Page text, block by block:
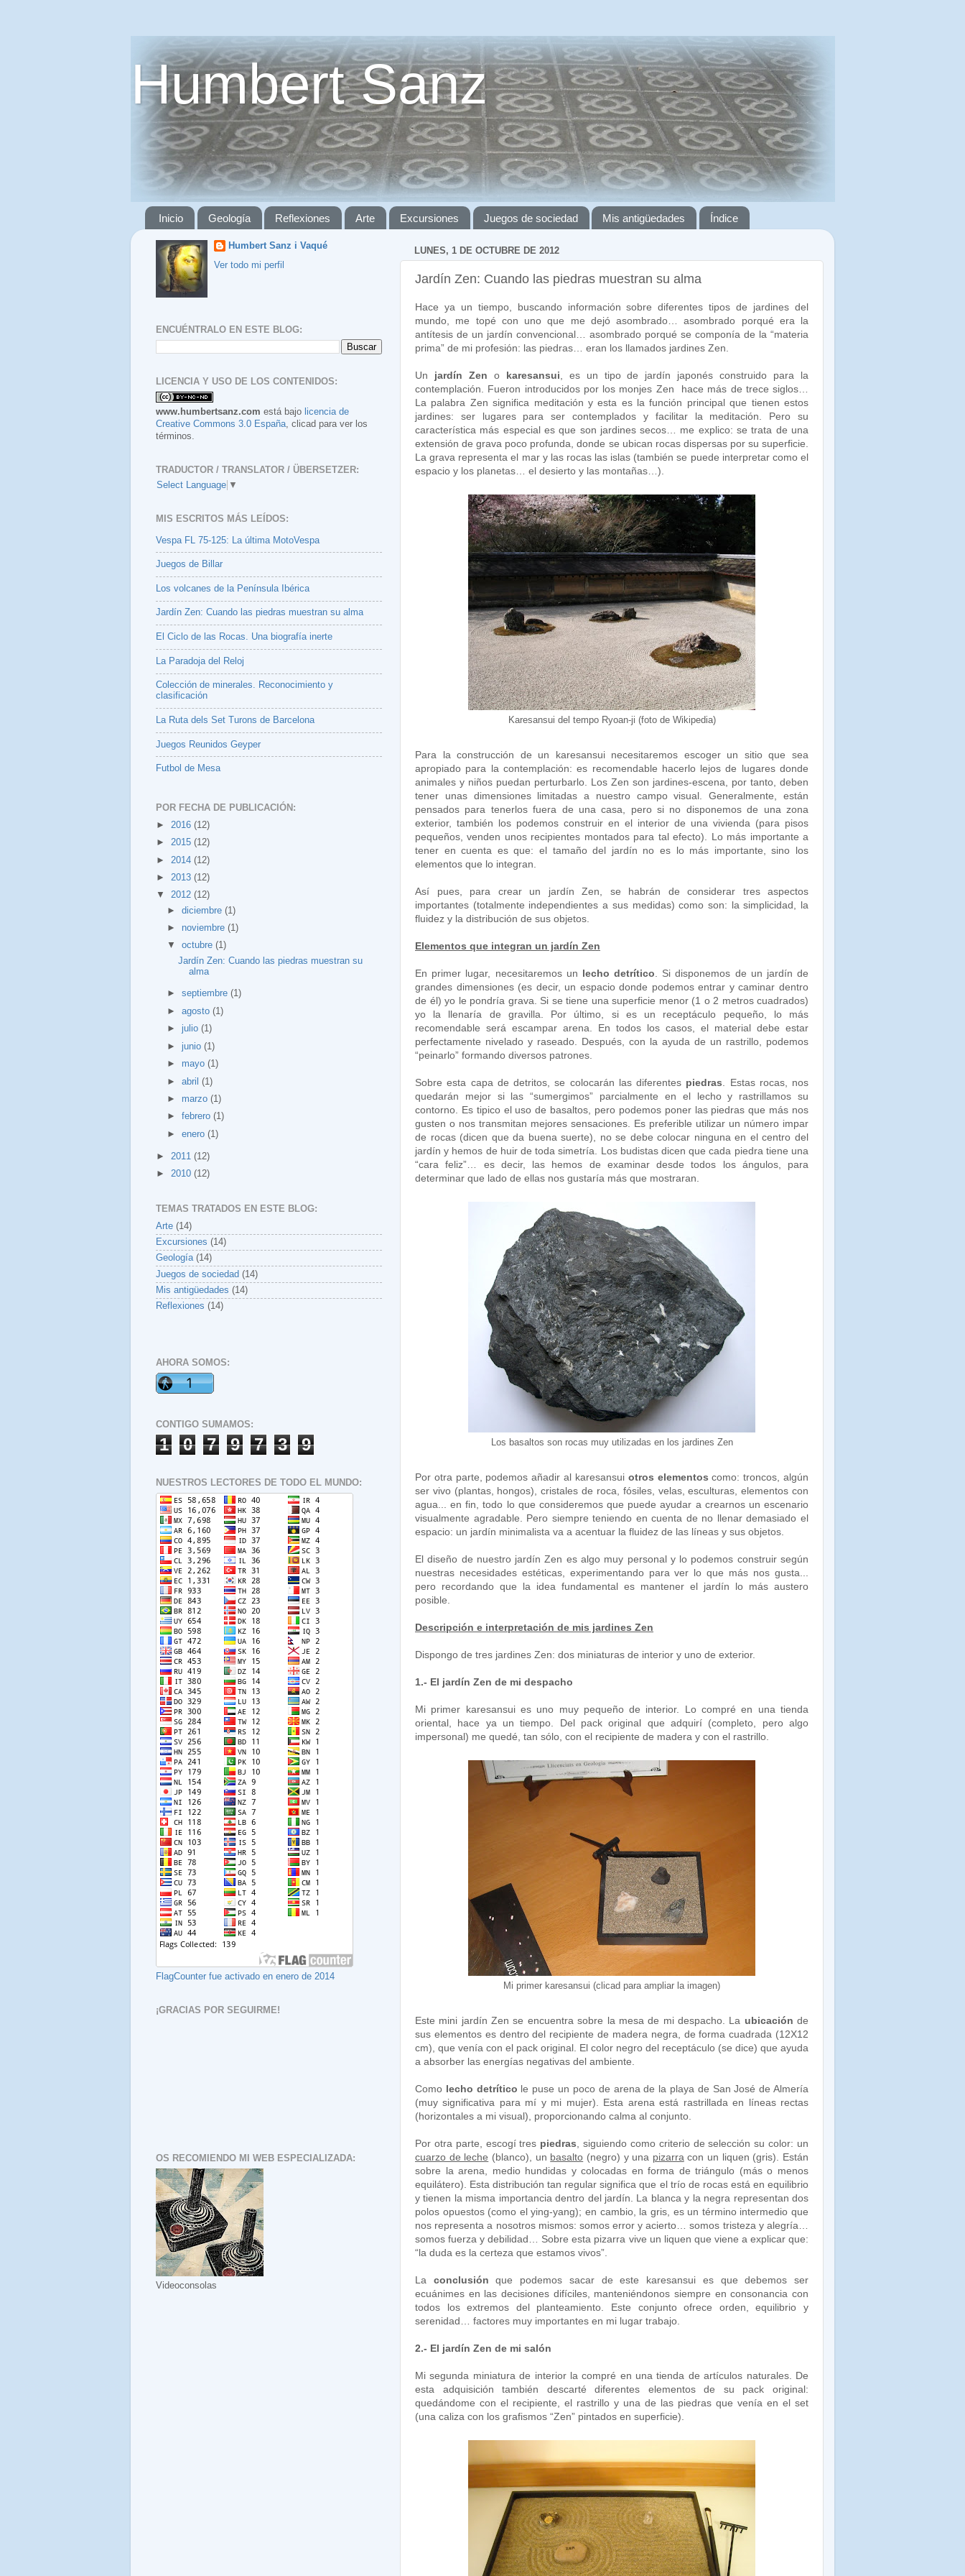
Humbert Sanz
Inicio Geología Reflexiones Arte Excursiones Juegos de sociedad Mis antigüedades Índice
LUNES, 1 DE OCTUBRE DE 2012
Jardín Zen: Cuando las piedras muestran su alma
Hace ya un tiempo, buscando información sobre diferentes tipos de jardines del
mundo, me topé con uno que me dejó asombrado… asombrado porqué era la
antítesis de un jardín convencional… asombrado porqué se componía de la “materia
prima” de mi profesión: las piedras… eran los llamados jardines Zen.
Un jardín Zen o karesansui , es un tipo de jardín japonés construido para la
contemplación. Fueron introducidos por los monjes Zen hace más de trece siglos…
La palabra Zen significa meditación y esta es la función principal que tienen estos
jardines: ser lugares para ser contemplados y facilitar la meditación. Pero su
característica más especial es que son jardines secos… me explico: se trata de una
extensión de grava poco profunda, donde se ubican rocas dispersas por su superficie.
La grava representa el mar y las rocas las islas (también se puede interpretar como el
espacio y los planetas… el desierto y las montañas…).
Karesansui del tempo Ryoan-ji (foto de Wikipedia)
Para la construcción de un karesansui necesitaremos escoger un sitio que sea
apropiado para la contemplación: es recomendable hacerlo lejos de lugares donde
animales y niños puedan perturbarlo. Los Zen son jardines-escena, por tanto, deben
tener unas dimensiones limitadas a nuestro campo visual. Generalmente, están
pensados para tenerlos fuera de una casa, pero si no disponemos de una zona
exterior, también los podemos construir en el interior de una vivienda (para pisos
pequeños, venden unos recipientes montados para tal efecto). Lo más importante a
tener en cuenta es que: el tamaño del jardín no es lo más importante, sino los
elementos que lo integran.
Así pues, para crear un jardín Zen, se habrán de considerar tres aspectos
importantes (totalmente independientes a sus medidas) como son: la simplicidad, la
fluidez y la distribución de sus objetos.
Elementos que integran un jardín Zen
En primer lugar, necesitaremos un lecho detrítico . Si disponemos de un jardín de
grandes dimensiones (es decir, un espacio donde podemos entrar y caminar dentro
de él) yo le pondría grava. Si se tiene una superficie menor (1 o 2 metros cuadrados)
yo la llenaría de gravilla. Por último, si es un receptáculo pequeño, lo más
recomendable será escampar arena. En todos los casos, el material debe estar
perfectamente nivelado y raseado. Después, con la ayuda de un rastrillo, podemos
“peinarlo” formando diversos patrones.
Sobre esta capa de detritos, se colocarán las diferentes piedras . Estas rocas, nos
quedarán mejor si las “sumergimos” parcialmente en el lecho y rastrillamos su
contorno. Es tipico el uso de basaltos, pero podemos poner las piedras que más nos
gusten o nos transmitan mejores sensaciones. Es preferible utilizar un número impar
de rocas (dicen que da buena suerte), no se debe colocar ninguna en el centro del
jardín y hemos de huir de toda simetría. Los budistas dicen que cada piedra tiene una
“cara feliz”… es decir, las hemos de examinar desde todos los ángulos, para
determinar que lado de ellas nos gustaría más que mostraran.
Los basaltos son rocas muy utilizadas en los jardines Zen
Por otra parte, podemos añadir al karesansui otros elementos como: troncos, algún
ser vivo (plantas, hongos), cristales de roca, fósiles, velas, esculturas, elementos con
agua... en fin, todo lo que consideremos que puede ayudar a crearnos un escenario
visualmente agradable. Pero siempre teniendo en cuenta de no llenar demasiado el
espacio: un jardín minimalista va a acentuar la fluidez de las líneas y sus objetos.
El diseño de nuestro jardín Zen es algo muy personal y lo podemos construir según
nuestras necesidades estéticas, experimentando para ver lo que más nos gusta...
pero recordando que la idea fundamental es mantener el jardín lo más austero
posible.
Descripción e interpretación de mis jardines Zen
Dispongo de tres jardines Zen: dos miniaturas de interior y uno de exterior.
1.- El jardín Zen de mi despacho
Mi primer karesansui es uno muy pequeño de interior. Lo compré en una tienda
oriental, hace ya un tiempo. Del pack original que adquirí (completo, pero algo
impersonal) me quedé, tan sólo, con el recipiente de madera y con el rastrillo.
Mi primer karesansui (clicad para ampliar la imagen)
Este mini jardín Zen se encuentra sobre la mesa de mi despacho. La ubicación de
sus elementos es dentro del recipiente de madera negra, de forma cuadrada (12X12
cm), que venía con el pack original. El color negro del receptáculo (se dice) que ayuda
a absorber las energías negativas del ambiente.
Como lecho detrítico le puse un poco de arena de la playa de San José de Almería
(muy significativa para mí y mi mujer). Esta arena está rastrillada en líneas rectas
(horizontales a mi visual), proporcionando calma al conjunto.
Por otra parte, escogí tres piedras , siguiendo como criterio de selección su color: un
cuarzo de leche (blanco), un basalto (negro) y una pizarra con un liquen (gris). Están
sobre la arena, medio hundidas y colocadas en forma de triángulo (más o menos
equilátero). Esta distribución tan regular significa que el trío de rocas está en equilibrio
y tienen la misma importancia dentro del jardín. La blanca y la negra representan dos
polos opuestos (como el ying-yang); en cambio, la gris, es un término intermedio que
nos representa a nosotros mismos: somos error y acierto… somos tristeza y alegría…
somos fuerza y debilidad… Sobre esta pizarra vive un liquen que viene a explicar que:
“la duda es la certeza que estamos vivos”.
La conclusión que podemos sacar de este karesansui es que debemos ser
ecuánimes en las decisiones difíciles, manteniéndonos siempre en consonancia con
todos los extremos del planteamiento. Este conjunto ofrece orden, equilibrio y
serenidad… factores muy importantes en mi lugar trabajo.
2.- El jardín Zen de mi salón
Mi segunda miniatura de interior la compré en una tienda de artículos naturales. De
esta adquisición también descarté diferentes elementos de su pack original:
quedándome con el recipiente, el rastrillo y una de las piedras que venía en el set
(una caliza con los grafismos “Zen” pintados en superficie).
Humbert Sanz i Vaqué
Ver todo mi perfil
ENCUÉNTRALO EN ESTE BLOG:
LICENCIA Y USO DE LOS CONTENIDOS:
www.humbertsanz.com está bajo licencia de
Creative Commons 3.0 España , clicad para ver los
términos.
TRADUCTOR / TRANSLATOR / ÜBERSETZER:
Select Language ▼
MIS ESCRITOS MÁS LEÍDOS:
Vespa FL 75-125: La última MotoVespa
Juegos de Billar
Los volcanes de la Península Ibérica
Jardín Zen: Cuando las piedras muestran su alma
El Ciclo de las Rocas. Una biografía inerte
La Paradoja del Reloj
Colección de minerales. Reconocimiento y
clasificación
La Ruta dels Set Turons de Barcelona
Juegos Reunidos Geyper
Futbol de Mesa
POR FECHA DE PUBLICACIÓN:
► 2016 (12)
► 2015 (12)
► 2014 (12)
► 2013 (12)
▼ 2012 (12)
►diciembre(1)
► noviembre(1)
▼octubre(1)
Jardín Zen: Cuando las piedras muestran su
alma
►septiembre(1)
►agosto(1)
►julio(1)
►junio(1)
► mayo(1)
►abril(1)
► marzo(1)
►febrero(1)
►enero(1)
► 2011 (12)
► 2010 (12)
TEMAS TRATADOS EN ESTE BLOG:
Arte (14)
Excursiones (14)
Geología (14)
Juegos de sociedad (14)
Mis antigüedades (14)
Reflexiones (14)
AHORA SOMOS:
CONTIGO SUMAMOS:
1 0 7 9 7 3 9
NUESTROS LECTORES DE TODO EL MUNDO:
FlagCounter fue activado en enero de 2014
¡GRACIAS POR SEGUIRME!
OS RECOMIENDO MI WEB ESPECIALIZADA:
Videoconsolas